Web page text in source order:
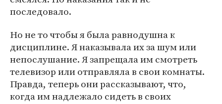
последовало.
Но не то чтобы я была равнодушна к
дисциплине. Я наказывала их за шум или
непослушание. Я запрещала им смотреть
телевизор или отправляла в свои комнаты.
Правда, теперь они рассказывают, что,
когда им надлежало сидеть в своих